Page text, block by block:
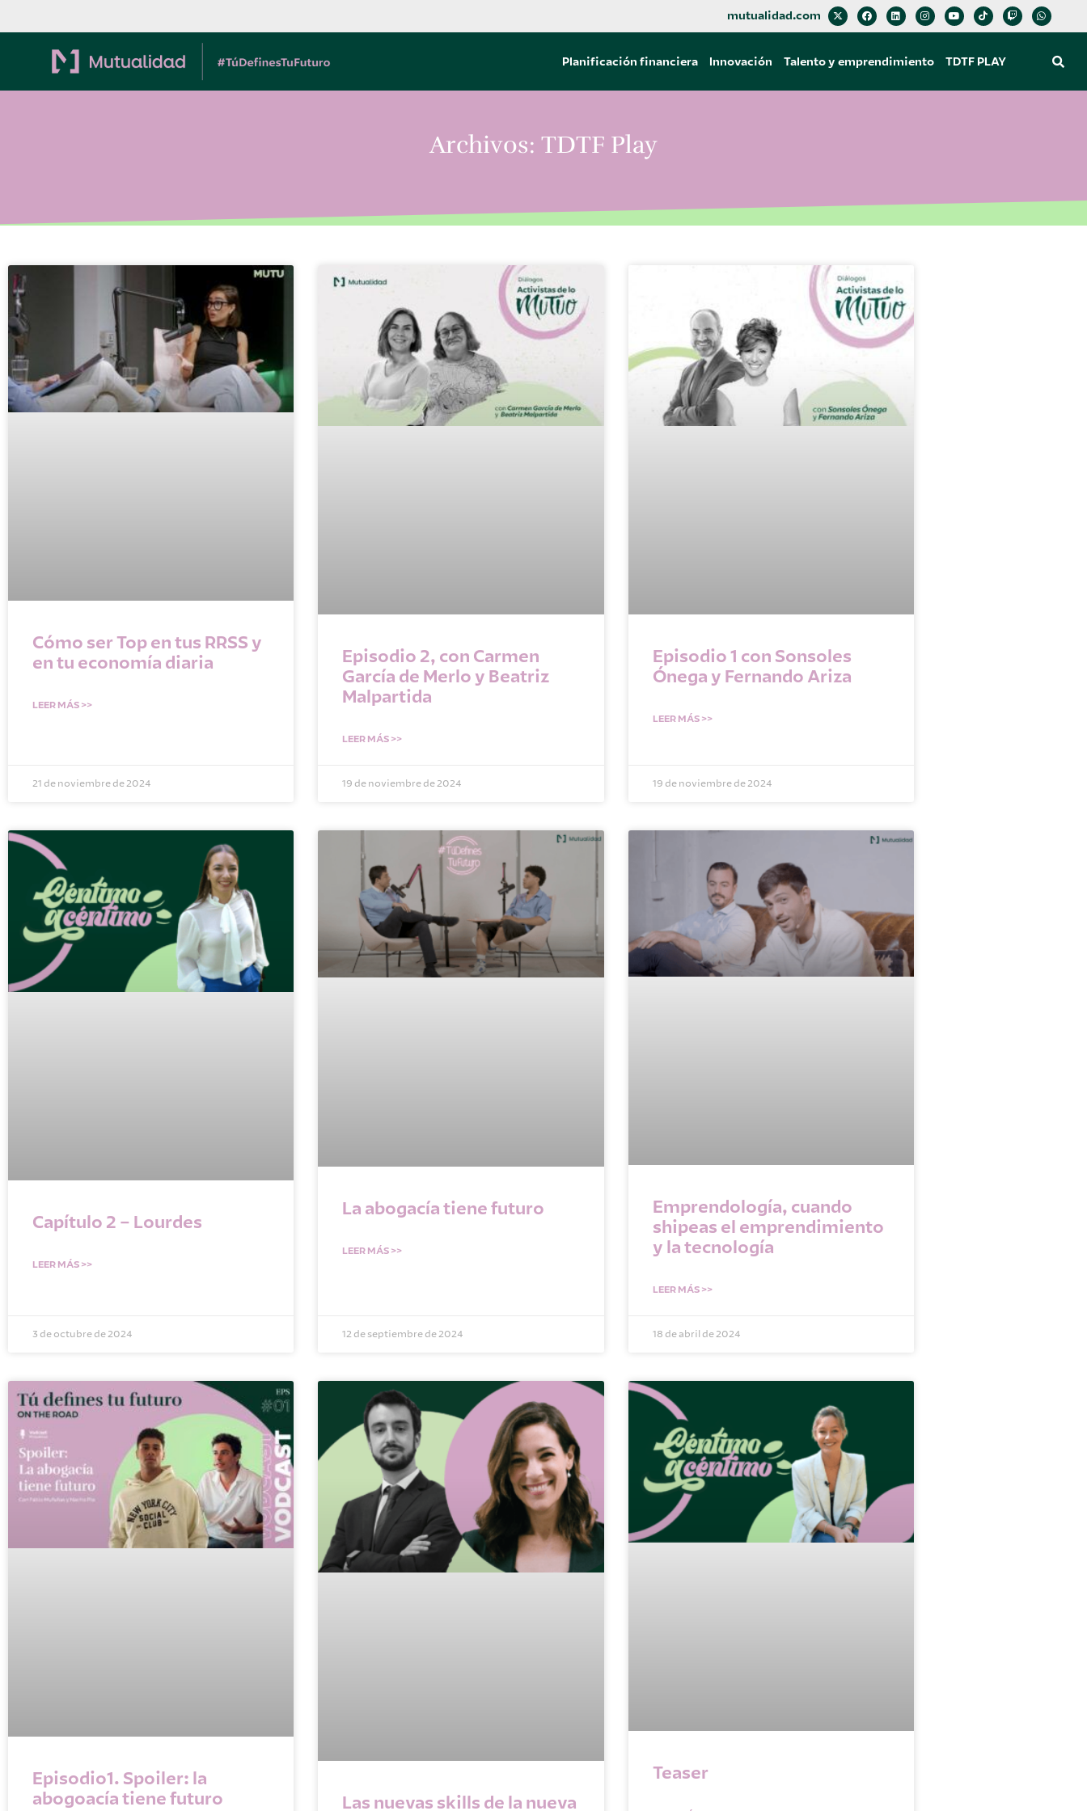
mutualidad.com
Planificación financiera Innovación Talento y emprendimiento TDTF PLAY
Archivos: TDTF Play
Cómo ser Top en tus RRSS y
en tu economía diaria
LEER MÁS >>
21 de noviembre de 2024
Episodio 2, con Carmen
García de Merlo y Beatriz
Malpartida
LEER MÁS >>
19 de noviembre de 2024
Episodio 1 con Sonsoles
Ónega y Fernando Ariza
LEER MÁS >>
19 de noviembre de 2024
Capítulo 2 – Lourdes
LEER MÁS >>
3 de octubre de 2024
La abogacía tiene futuro
LEER MÁS >>
12 de septiembre de 2024
Emprendología, cuando
shipeas el emprendimiento
y la tecnología
LEER MÁS >>
18 de abril de 2024
Episodio1. Spoiler: la
abogoacía tiene futuro
Las nuevas skills de la nueva
Teaser